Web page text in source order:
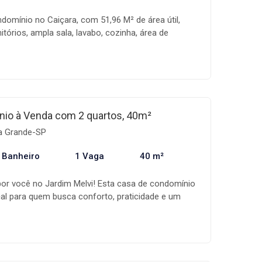
no Caiçara, com 51,96 M² de área útil,
ampla sala, lavabo, cozinha, área de
a 700 metros da praia, próximo a
à Venda com 2 quartos, 40m²
Grande-SP
Banheiro 1 Vaga 40 m²
você no Jardim Melvi! Esta casa de condomínio
para quem busca conforto, praticidade e um
banheiro social, cozinha americana integrada